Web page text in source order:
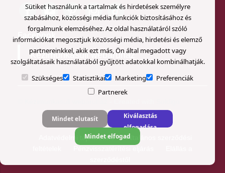
Facebook
Kézimunkasuli webáruház
Adatvédelmi tájékoztató
Általános szerződési
Sütiket használunk a tartalmak és hirdetések személyre
szabásához, közösségi média funkciók biztosításához és
forgalmunk elemzéséhez. Az oldal használatáról szóló
információkat megosztjuk közösségi média, hirdetési és elemző
partnereinkkel, akik ezt más, Ön által megadott vagy
szolgáltatásaik használatából gyűjtött adatokkal kombinálhatják.
Szükséges
Statisztikai Marketing
Preferenciák
Partnerek
Mindet elutasít
Kiválasztás
elfogadása
Mindet elfogad